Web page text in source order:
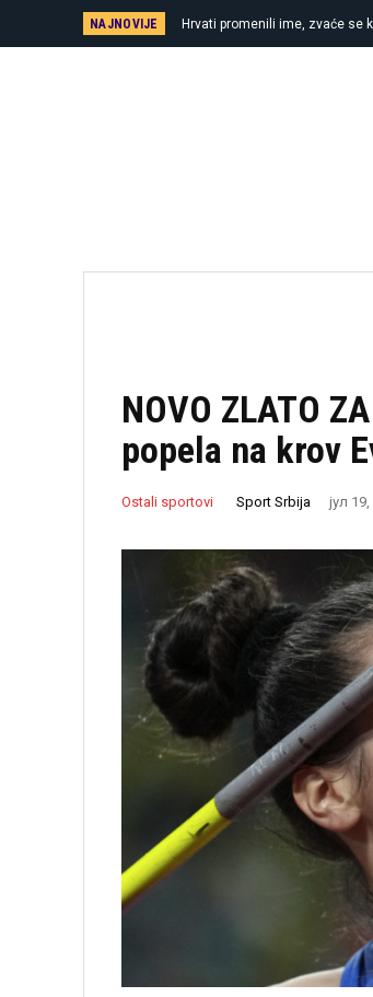
NAJNOVIJE Hrvati promenili ime, zvaće se
NOVO ZLATO
popela na krov
Ostali sportovi Sport Srbija јул